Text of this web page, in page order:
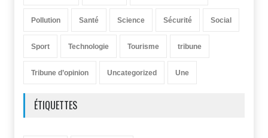
Pollution Santé Science Sécurité Social
Sport Technologie Tourisme tribune
Tribune d’opinion Uncategorized Une
ÉTIQUETTES